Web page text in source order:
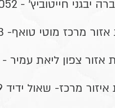
חייטוביץ' - 054-2376052
מרכז מוטי טואף- 053-7003993
צפון ליאת עמיר - 054-
מרכז- שאול ידיד 050-7832759